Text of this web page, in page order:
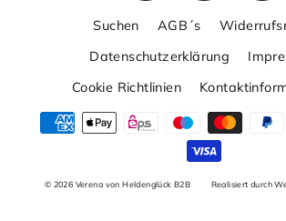
Suchen AGB´s
Datenschutzerklärung
Cookie Richtlinien
© 2026 Verena von Heldenglück B2B Realisiert durch